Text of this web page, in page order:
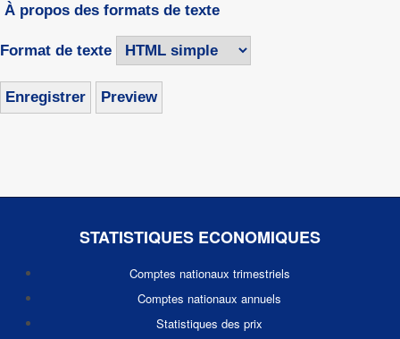
À propos des formats de texte
Format de texte
STATISTIQUES ECONOMIQUES
Comptes nationaux trimestriels
Comptes nationaux annuels
Statistiques des prix